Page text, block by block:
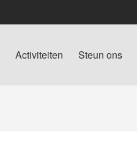
Activiteiten Steun ons